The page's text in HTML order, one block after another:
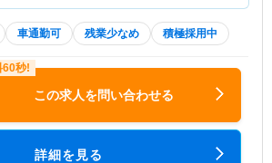
車通勤可 残業少なめ 積極採用中
この求人を問い合わせる
詳細を見る